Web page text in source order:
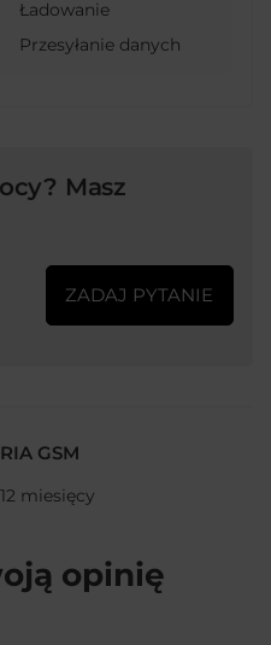
Ładowanie
Przesyłanie danych
Masz
ZADAJ PYTANIE
GSM
miesięcy
opinię